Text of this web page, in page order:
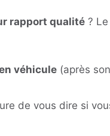
rapport qualité ?
véhicule (après
de vous dire si